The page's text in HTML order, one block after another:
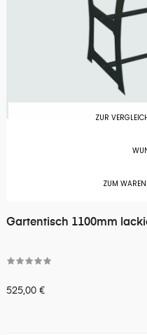
ZUR
ZUM
Gartentisch 1100mm
525,00 €